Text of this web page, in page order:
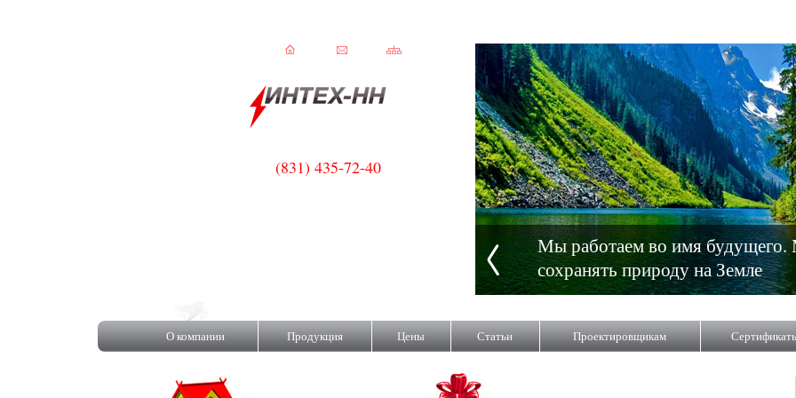
Мы работаем во имя
сохранять природу на Земле
(831) 435-72-40
О компании Продукция Цены Статьи Проектировщикам